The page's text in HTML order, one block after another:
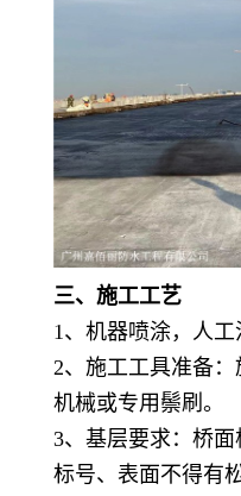
三、施工工艺
1、机器喷涂，人工
2、施工工具准备
机械或专用鬃刷。
3、基层要求：桥
标号、表面不得有